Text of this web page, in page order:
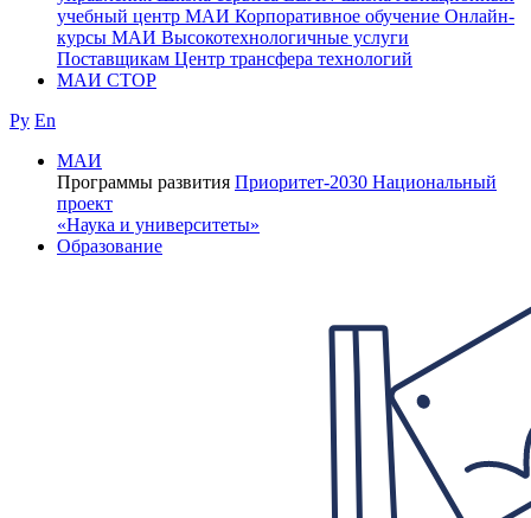
учебный центр МАИ Корпоративное обучение Онлайн-
курсы МАИ Высокотехнологичные услуги
Поставщикам Центр трансфера технологий
МАИ СТОР
Ру En
МАИ
Программы развития Приоритет-2030 Национальный
проект
«Наука и университеты»
Образование